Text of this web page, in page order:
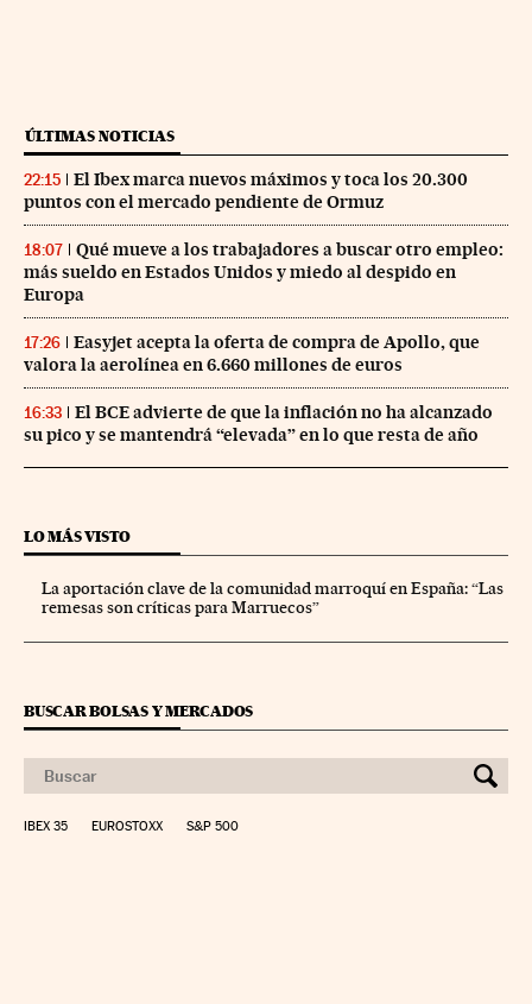
ÚLTIMAS NOTICIAS
22:15
El Ibex marca nuevos máximos y toca los 20.300
puntos con el mercado pendiente de Ormuz
18:07
Qué mueve a los trabajadores a buscar otro empleo:
más sueldo en Estados Unidos y miedo al despido en
Europa
17:26
Easyjet acepta la oferta de compra de Apollo, que
valora la aerolínea en 6.660 millones de euros
16:33
El BCE advierte de que la inflación no ha alcanzado
su pico y se mantendrá “elevada” en lo que resta de año
LO MÁS VISTO
La aportación clave de la comunidad marroquí en España: “Las
remesas son críticas para Marruecos”
BUSCAR BOLSAS Y MERCADOS
IBEX 35 EUROSTOXX S&P 500